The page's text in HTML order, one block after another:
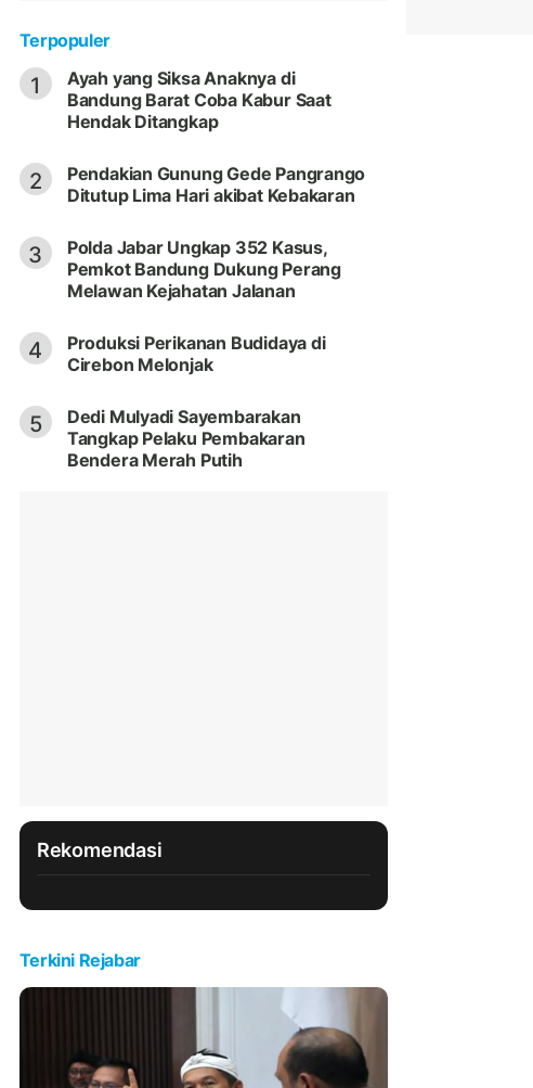
Terpopuler
1
Ayah yang Siksa Anaknya di
Bandung Barat Coba Kabur Saat
Hendak Ditangkap
2
Pendakian Gunung Gede Pangrango
Ditutup Lima Hari akibat Kebakaran
3
Polda Jabar Ungkap 352 Kasus,
Pemkot Bandung Dukung Perang
Melawan Kejahatan Jalanan
4
Produksi Perikanan Budidaya di
Cirebon Melonjak
5
Dedi Mulyadi Sayembarakan
Tangkap Pelaku Pembakaran
Bendera Merah Putih
Rekomendasi
Terkini Rejabar